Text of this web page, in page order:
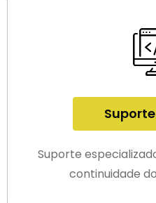
Suporte
continuidade